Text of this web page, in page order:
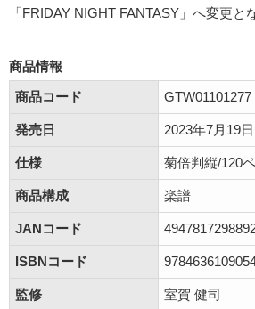
「FRIDAY NIGHT FANTASY」へ変更と
商品情報
商品コード
GTW01101277
発売日 2023年7月19日
仕様 菊倍判縦/120
商品構成 楽譜
JANコード
ISBNコード
監修 室賀 健司